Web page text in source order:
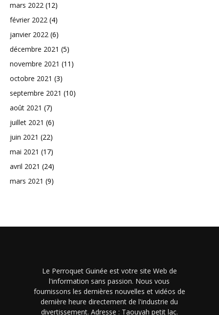
mars 2022 (12)
février 2022 (4)
janvier 2022 (6)
décembre 2021 (5)
novembre 2021 (11)
octobre 2021 (3)
septembre 2021 (10)
août 2021 (7)
juillet 2021 (6)
juin 2021 (22)
mai 2021 (17)
avril 2021 (24)
mars 2021 (9)
Le Perroquet Guinée est votre site Web de
l'information sans passion. Nous vous
fournissons les dernières nouvelles et vidéos de
dernière heure directement de l'industrie du
divertissement. Adresse : Taouyah petit lac.